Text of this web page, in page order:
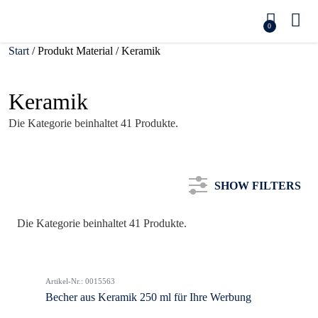
0
Start / Produkt Material / Keramik
Keramik
Die Kategorie beinhaltet 41 Produkte.
SHOW FILTERS
Farbe
Die Kategorie beinhaltet 41 Produkte.
Artikel-Nr.: 0015563
Becher aus Keramik 250 ml für Ihre Werbung